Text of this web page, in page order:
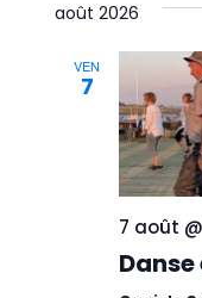
août 2026
VEN
7
7 août